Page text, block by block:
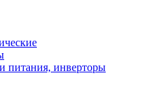
питания, инверторы